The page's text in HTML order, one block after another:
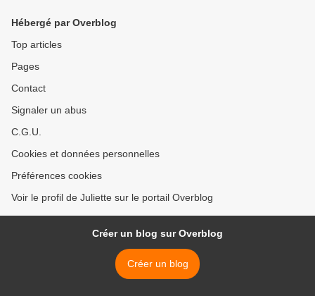
Hébergé par Overblog
Top articles
Pages
Contact
Signaler un abus
C.G.U.
Cookies et données personnelles
Préférences cookies
Voir le profil de Juliette sur le portail Overblog
Créer un blog sur Overblog
Créer un blog